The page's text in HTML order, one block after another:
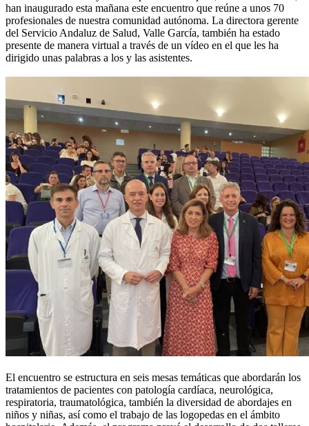
han inaugurado esta mañana este encuentro que reúne a unos 70
profesionales de nuestra comunidad autónoma. La directora gerente
del Servicio Andaluz de Salud, Valle García, también ha estado
presente de manera virtual a través de un vídeo en el que les ha
dirigido unas palabras a los y las asistentes.
El encuentro se estructura en seis mesas temáticas que abordarán los
tratamientos de pacientes con patología cardíaca, neurológica,
respiratoria, traumatológica, también la diversidad de abordajes en
niños y niñas, así como el trabajo de las logopedas en el ámbito